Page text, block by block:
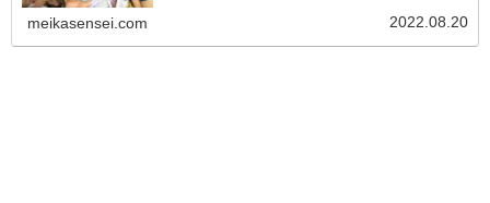
meikasensei.com 2022.08.20